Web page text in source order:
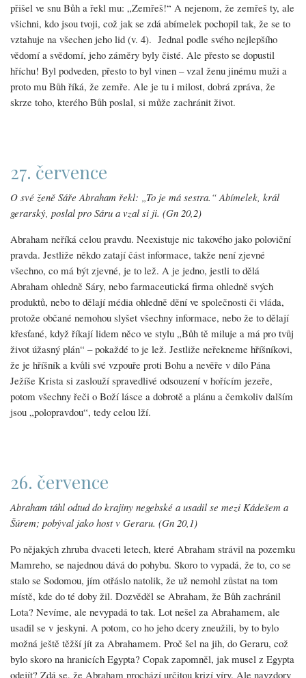
přišel ve snu Bůh a řekl mu: „Zemřeš!“ A nejenom, že zemřeš ty, ale
všichni, kdo jsou tvoji, což jak se zdá abímelek pochopil tak, že se to
vztahuje na všechen jeho lid (v. 4). Jednal podle svého nejlepšího
vědomí a svědomí, jeho záměry byly čisté. Ale přesto se dopustil
hříchu! Byl podveden, přesto to byl vinen – vzal ženu jinému muži a
proto mu Bůh říká, že zemře. Ale je tu i milost, dobrá zpráva, že
skrze toho, kterého Bůh poslal, si může zachránit život.
27. července
O své ženě Sáře Abraham řekl: „To je má sestra.“ Abímelek, král
gerarský, poslal pro Sáru a vzal si ji. (Gn 20,2)
Abraham neříká celou pravdu. Neexistuje nic takového jako poloviční
pravda. Jestliže někdo zatají část informace, takže není zjevné
všechno, co má být zjevné, je to lež. A je jedno, jestli to dělá
Abraham ohledně Sáry, nebo farmaceutická firma ohledně svých
produktů, nebo to dělají média ohledně dění ve společnosti či vláda,
protože občané nemohou slyšet všechny informace, nebo že to dělají
křesťané, když říkají lidem něco ve stylu „Bůh tě miluje a má pro tvůj
život úžasný plán“ – pokaždé to je lež. Jestliže neřekneme hříšníkovi,
že je hříšník a kvůli své vzpouře proti Bohu a nevěře v dílo Pána
Ježíše Krista si zaslouží spravedlivé odsouzení v hořícím jezeře,
potom všechny řeči o Boží lásce a dobrotě a plánu a čemkoliv dalším
jsou „polopravdou“, tedy celou lží.
26. července
Abraham táhl odtud do krajiny negebské a usadil se mezi Kádešem a
Šúrem; pobýval jako host v Geraru. (Gn 20,1)
Po nějakých zhruba dvaceti letech, které Abraham strávil na pozemku
Mamreho, se najednou dává do pohybu. Skoro to vypadá, že to, co se
stalo se Sodomou, jím otřáslo natolik, že už nemohl zůstat na tom
místě, kde do té doby žil. Dozvěděl se Abraham, že Bůh zachránil
Lota? Nevíme, ale nevypadá to tak. Lot nešel za Abrahamem, ale
usadil se v jeskyni. A potom, co ho jeho dcery zneužili, by to bylo
možná ještě těžší jít za Abrahamem. Proč šel na jih, do Geraru, což
bylo skoro na hranicích Egypta? Copak zapomněl, jak musel z Egypta
odejít? Zdá se, že Abraham prochází určitou krizí víry. Ale navzdory